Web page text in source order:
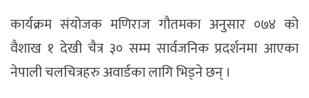
कार्यक्रम संयोजक मणिराज गौतमका अनुसार ०७४ को
वैशाख १ देखी चैत्र ३० सम्म सार्वजनिक प्रदर्शनमा आएका
नेपाली चलचित्रहरु अवार्डका लागि भिड्ने छन् ।